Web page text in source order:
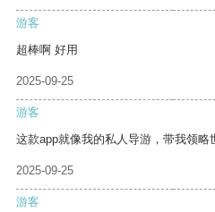
游客
超棒啊 好用
2025-09-25
游客
这款app就像我的私人导游，带我领略
2025-09-25
游客